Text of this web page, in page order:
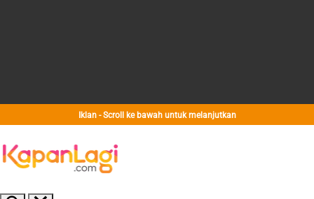
Iklan - Scroll ke bawah untuk melanjutkan